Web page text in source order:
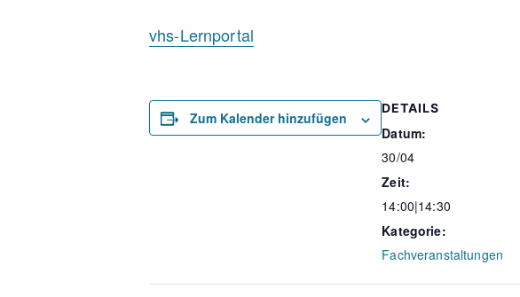
vhs-Lernportal
Zum Kalender hinzufügen
DETAILS
Datum:
30/04
Zeit:
14:00|14:30
Kategorie:
Fachveranstaltungen